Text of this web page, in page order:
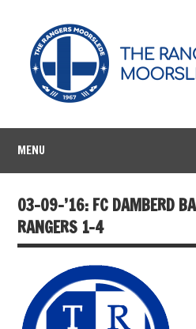
MENU
03-09-’16: FC DAMBERD
RANGERS 1-4